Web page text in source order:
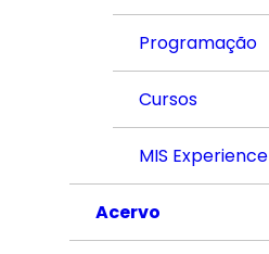
Programação
Cursos
MIS Experience
Acervo